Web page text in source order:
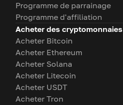
Programme de parrainage
Programme d'affiliation
Acheter des cryptomonnaies
Acheter Bitcoin
Acheter Ethereum
Acheter Solana
Acheter Litecoin
Acheter USDT
Acheter Tron